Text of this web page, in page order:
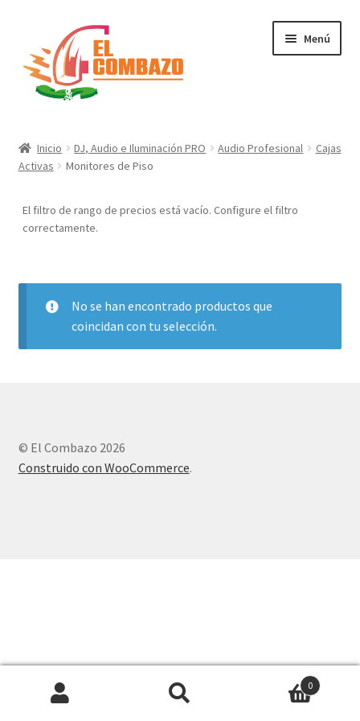
Menú
DJ, Audio e Iluminación PRO
Grabación de Audio & Video
Hogar
Inicio DJ, Audio e Iluminación PRO Audio Profesional
Cajas
Activas
Monitores de Piso
No se han encontrado productos que
coincidan con tu selección.
El filtro de rango de precios está vacío. Configure el filtro
correctamente.
© El Combazo 2026
Construido con WooCommerce.
0